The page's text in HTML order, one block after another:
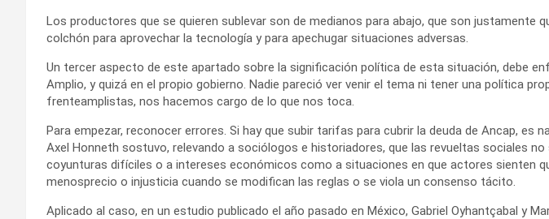
Los productores que se quieren sublevar son de medianos para abajo, que son justamente
colchón para aprovechar la tecnología y para apechugar situaciones adversas.
Un tercer aspecto de este apartado sobre la significación política de esta situación, debe
Amplio, y quizá en el propio gobierno. Nadie pareció ver venir el tema ni tener una política
frenteamplistas, nos hacemos cargo de lo que nos toca.
Para empezar, reconocer errores. Si hay que subir tarifas para cubrir la deuda de Ancap, es
Axel Honneth sostuvo, relevando a sociólogos e historiadores, que las revueltas sociales
coyunturas difíciles o a intereses económicos como a situaciones en que actores sienten
menosprecio o injusticia cuando se modifican las reglas o se viola un consenso tácito.
Aplicado al caso, en un estudio publicado el año pasado en México, Gabriel Oyhantçabal y